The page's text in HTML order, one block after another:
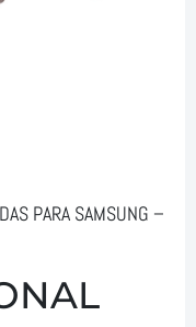
PARA SAMSUNG –